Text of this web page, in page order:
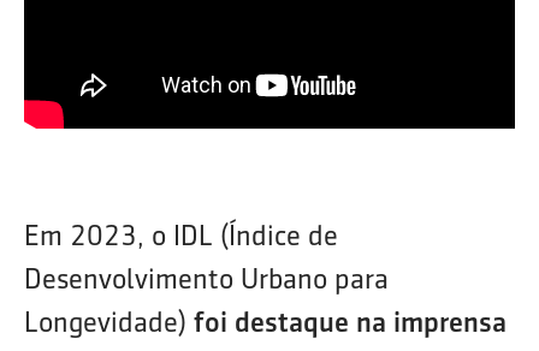
Em 2023, o IDL (Índice de
Desenvolvimento Urbano para
Longevidade) foi destaque na imprensa